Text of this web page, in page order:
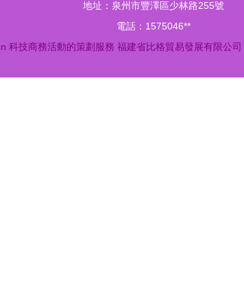
地址：泉州市豐澤區少林路255號
電話：1575046**
科技商務活動的策劃服務 福建省比格貿易發展有限公司